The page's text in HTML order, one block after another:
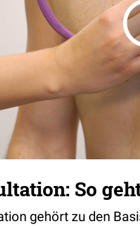
So
gehört zu den